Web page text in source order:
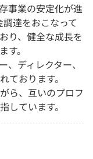
事業の安定化が進
達をおこなって
り、健全な成長を
。
、ディレクター、
ております。
ら、互いのプロフ
しています。